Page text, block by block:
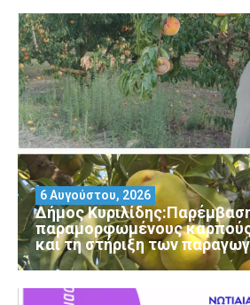
Δήμος
παραμορφωμένους
και τη στήριξη των
6 Αυγούστου, 2026